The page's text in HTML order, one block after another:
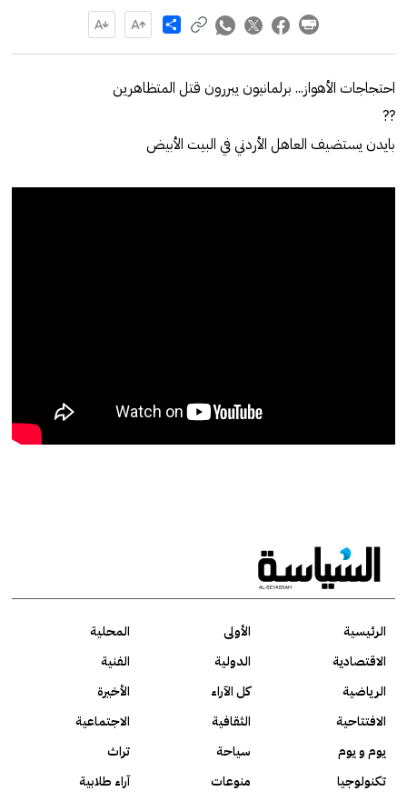
Share
احتجاجات الأهواز... برلمانيون يبررون قتل المتظاهرين
??
بايدن يستضيف العاهل الأردني في البيت الأبيض
الرئيسية الأولى
المحلية
الاقتصادية
الدولية
الفنية
الرياضية
كل الآراء
الأخيرة
الافتتاحية
الثقافية
الاجتماعية
يوم و يوم
سياحة
تراث
تكنولوجيا
منوعات آراء طلابية